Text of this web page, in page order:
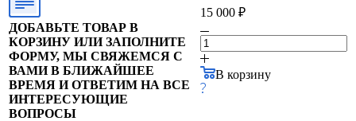
ДОБАВЬТЕ ТОВАР В
КОРЗИНУ ИЛИ ЗАПОЛНИТЕ
ФОРМУ, МЫ СВЯЖЕМСЯ С
ВАМИ В БЛИЖАЙШЕЕ
ВРЕМЯ И ОТВЕТИМ НА ВСЕ
ИНТЕРЕСУЮЩИЕ
ВОПРОСЫ
15 000 ₽
В корзину